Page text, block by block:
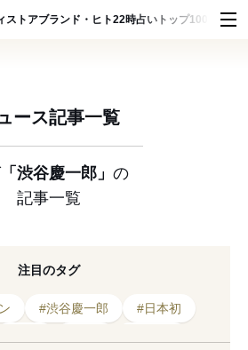
ストアブランド・ヒト22時占い トップ100 スナッ
ース記事一覧
「渋谷慶一郎」 の
記事一覧
注目のタグ
#渋谷慶一郎
#日本初